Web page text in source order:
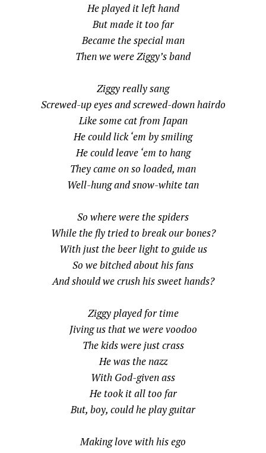
He played it left hand
But made it too far
Became the special man
Then we were Ziggy’s band
Ziggy really sang
Screwed-up eyes and screwed-down hairdo
Like some cat from Japan
He could lick ‘em by smiling
He could leave ‘em to hang
They came on so loaded, man
Well-hung and snow-white tan
So where were the spiders
While the fly tried to break our bones?
With just the beer light to guide us
So we bitched about his fans
And should we crush his sweet hands?
Ziggy played for time
Jiving us that we were voodoo
The kids were just crass
He was the nazz
With God-given ass
He took it all too far
But, boy, could he play guitar
Making love with his ego